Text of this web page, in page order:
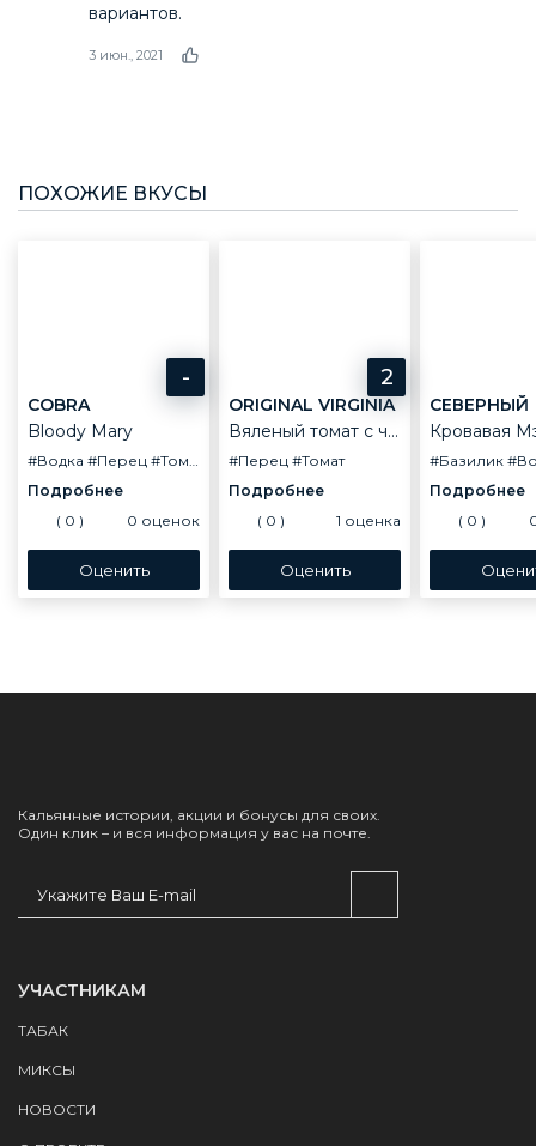
вариантов.
3 июн., 2021
ПОХОЖИЕ ВКУСЫ
-
COBRA
Bloody Mary
#Водка #Перец #Томат #Сельдерей #Табаско
( 0 ) 0 оценок
2
ORIGINAL VIRGINIA
Вяленый томат с чёрным перцем
#Перец #Томат
( 0 ) 1 оценка
СЕВЕРНЫЙ
Кровавая
#Базилик
( 0 )
Кальянные истории, акции и бонусы для своих.
Один клик – и вся информация у вас на почте.
УЧАСТНИКАМ
ТАБАК
МИКСЫ
НОВОСТИ